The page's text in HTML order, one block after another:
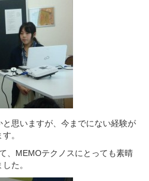
思いますが、今までにない経験が
。
、MEMOテクノスにとっても素晴
た。